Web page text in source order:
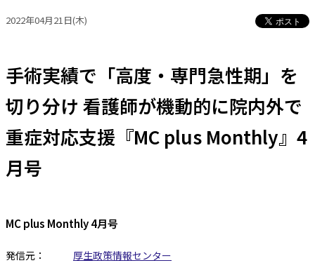
2022年04月21日(木)
手術実績で「高度・専門急性期」を
切り分け 看護師が機動的に院内外で
重症対応支援『MC plus Monthly』4
月号
MC plus Monthly 4月号
発信元： 厚生政策情報センター